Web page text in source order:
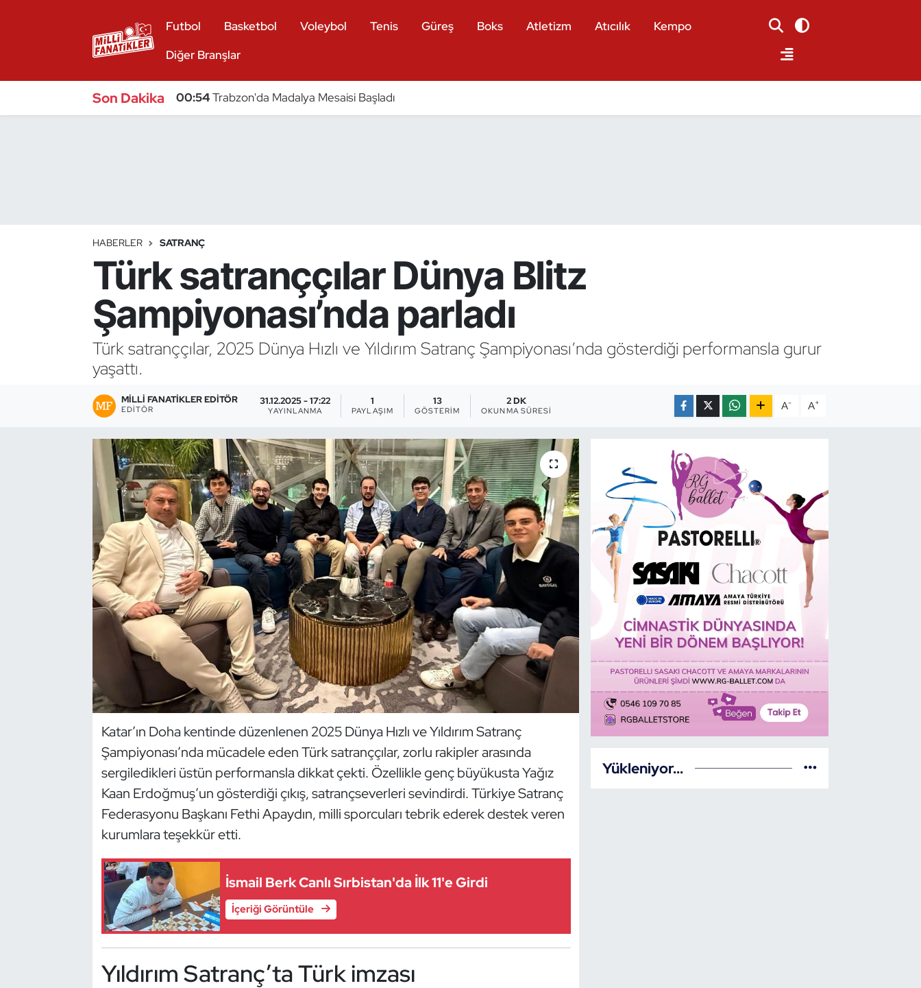
Futbol Basketbol Voleybol Tenis Güreş Boks Atletizm Atıcılık
Kempo
Diğer Branşlar
Son Dakika 00:54Trabzon'da Madalya Mesaisi Başladı
HABERLER SATRANÇ
Türk satranççılar Dünya Blitz
Şampiyonası’nda parladı
Türk satranççılar, 2025 Dünya Hızlı ve Yıldırım Satranç Şampiyonası’nda gösterdiği performansla gurur
yaşattı.
MILLI FANATIKLER EDITÖR
EDITÖR
31.12.2025 - 17:22
YAYINLANMA
1
PAYLAŞIM
13
GÖSTERIM
2 DK
OKUNMA SÜRESI A- A+
Katar’ın Doha kentinde düzenlenen 2025 Dünya Hızlı ve Yıldırım Satranç
Şampiyonası’nda mücadele eden Türk satranççılar, zorlu rakipler arasında
sergiledikleri üstün performansla dikkat çekti. Özellikle genç büyükusta Yağız
Kaan Erdoğmuş’un gösterdiği çıkış, satrançseverleri sevindirdi. Türkiye Satranç
Federasyonu Başkanı Fethi Apaydın, milli sporcuları tebrik ederek destek veren
kurumlara teşekkür etti.
İsmail Berk Canlı Sırbistan'da İlk 11'e Girdi
İçeriği Görüntüle
Yıldırım Satranç’ta Türk imzası
Yükleniyor...
Bocce Bowling Dart
Buz Hokeyi
Buz Pateni
Çim Hokeyi
Dövüş Sanatı